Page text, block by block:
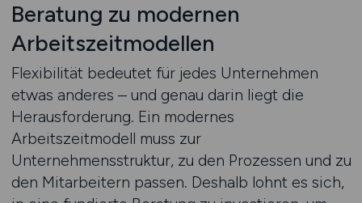
Beratung zu modernen
Arbeitszeitmodellen
Flexibilität bedeutet für jedes Unternehmen
etwas anderes – und genau darin liegt die
Herausforderung. Ein modernes
Arbeitszeitmodell muss zur
Unternehmensstruktur, zu den Prozessen und zu
den Mitarbeitern passen. Deshalb lohnt es sich,